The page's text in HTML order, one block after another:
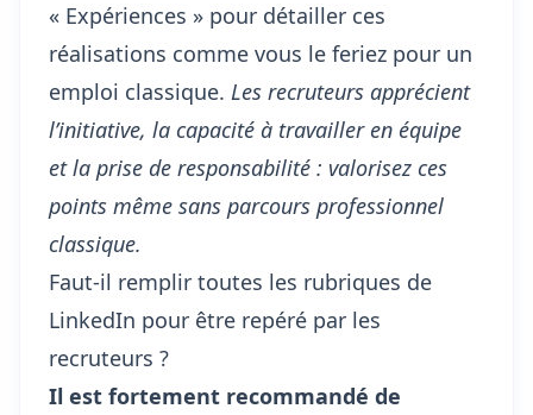
« Expériences » pour détailler ces
réalisations comme vous le feriez pour un
emploi classique. Les recruteurs apprécient
l’initiative, la capacité à travailler en équipe
et la prise de responsabilité : valorisez ces
points même sans parcours professionnel
classique.
Faut-il remplir toutes les rubriques de
LinkedIn pour être repéré par les
recruteurs ?
Il est fortement recommandé de